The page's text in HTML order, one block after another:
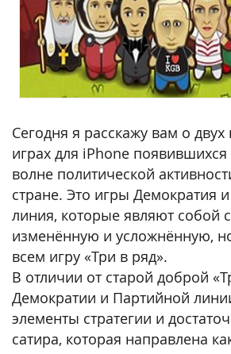
Сегодня я расскажу вам о
играх для iPhone
волне политической
стране. Это игры Демократия
линия, которые являют собой
изменённую и усложнённую,
всем игру «Три в ряд».
В отличии от старой доброй
Демократии и Партийной
элементы стратегии и
сатира, которая направлена